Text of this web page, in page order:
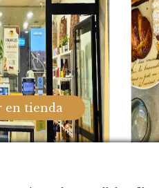
Txahal enpanada
3,40
en tienda